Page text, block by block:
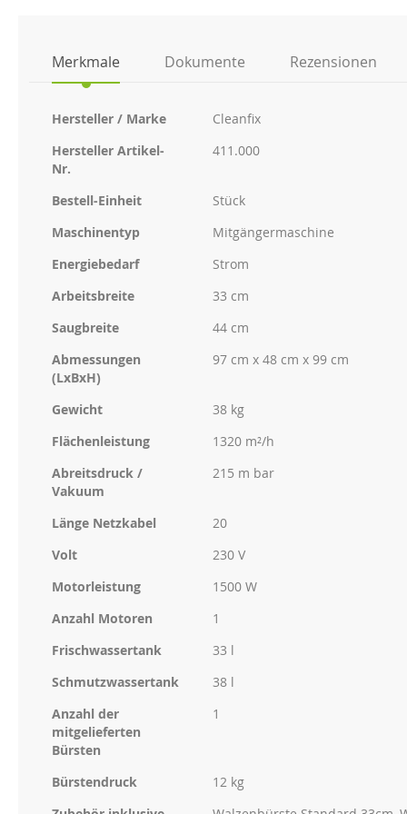
Merkmale
Weitere
Hersteller / Marke
Cleanfix
Hersteller Artikel-
Nr.
411.000
Bestell-Einheit
Stück
Maschinentyp
Mitgängermaschine
Energiebedarf
Strom
Arbeitsbreite
33 cm
Saugbreite
44 cm
Abmessungen
(LxBxH)
97 cm x 48 cm x 99 cm
Gewicht
38 kg
Flächenleistung
1320 m²/h
Abreitsdruck /
Vakuum
215 m bar
Länge Netzkabel
20
Volt
230 V
Motorleistung
1500 W
Anzahl Motoren
1
Frischwassertank
33 l
Schmutzwassertank
38 l
Anzahl der
mitgelieferten
Bürsten
1
Bürstendruck
12 kg
Dokumente Rezensionen